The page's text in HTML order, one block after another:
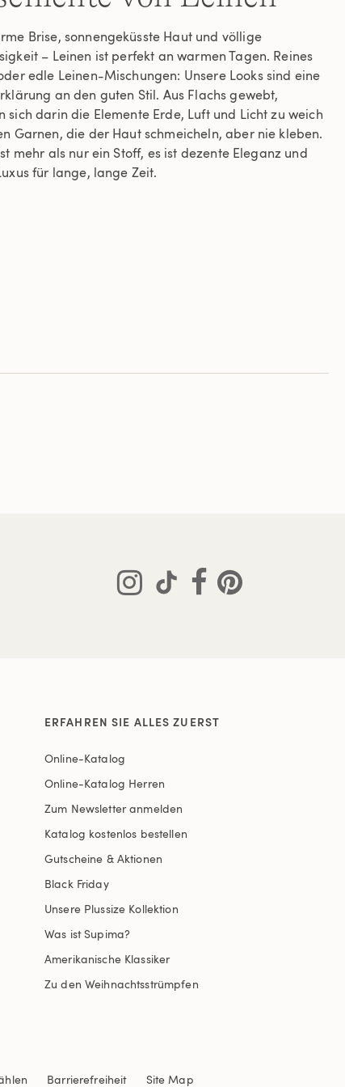
Brise, sonnengeküsste Haut und völlige
– Leinen ist perfekt an warmen Tagen. Reines
edle Leinen-Mischungen: Unsere Looks sind eine
an den guten Stil. Aus Flachs gewebt,
sich darin die Elemente Erde, Luft und Licht zu weich
Garnen, die der Haut schmeicheln, aber nie kleben.
mehr als nur ein Stoff, es ist dezente Eleganz und
für lange, lange Zeit.
ERFAHREN SIE ALLES ZUERST
Online-Katalog
Online-Katalog Herren
Zum Newsletter anmelden
Katalog kostenlos bestellen
Gutscheine & Aktionen
Black Friday
Unsere Plussize Kollektion
Was ist Supima?
Amerikanische Klassiker
Zu den Weihnachtsstrümpfen
Barrierefreiheit Site Map